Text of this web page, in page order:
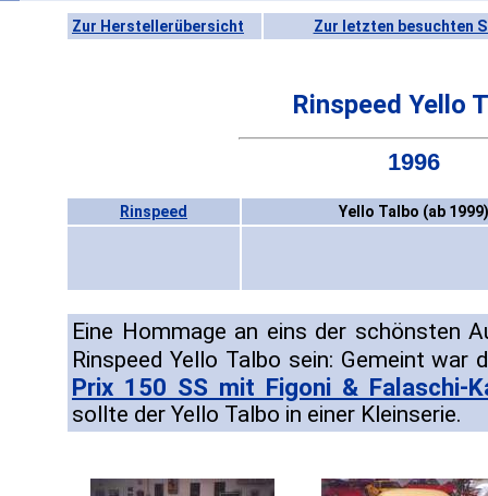
Zur Herstellerübersicht Zur letzten besuchten
Rinspeed Yello
1996
Rinspeed Yello Talbo (ab 1999)
Eine Hommage an eins der schönsten
Rinspeed Yello Talbo sein: Gemeint war
Prix 150 SS mit Figoni & Falaschi-
sollte der Yello Talbo in einer Kleinserie.